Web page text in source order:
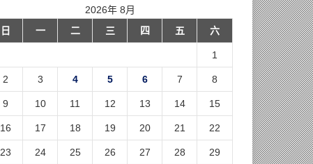
2026年 8月
日
一 二 三 四 五 六
1
2 3 4 5 6 7 8
9 10 11 12 13 14 15
16 17 18 19 20 21 22
23 24 25 26 27 28 29